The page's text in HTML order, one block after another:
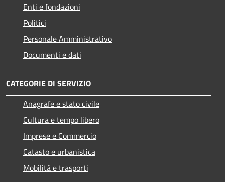
Enti e fondazioni
Politici
Personale Amministrativo
Documenti e dati
CATEGORIE DI SERVIZIO
Anagrafe e stato civile
Cultura e tempo libero
Imprese e Commercio
Catasto e urbanistica
Mobilità e trasporti